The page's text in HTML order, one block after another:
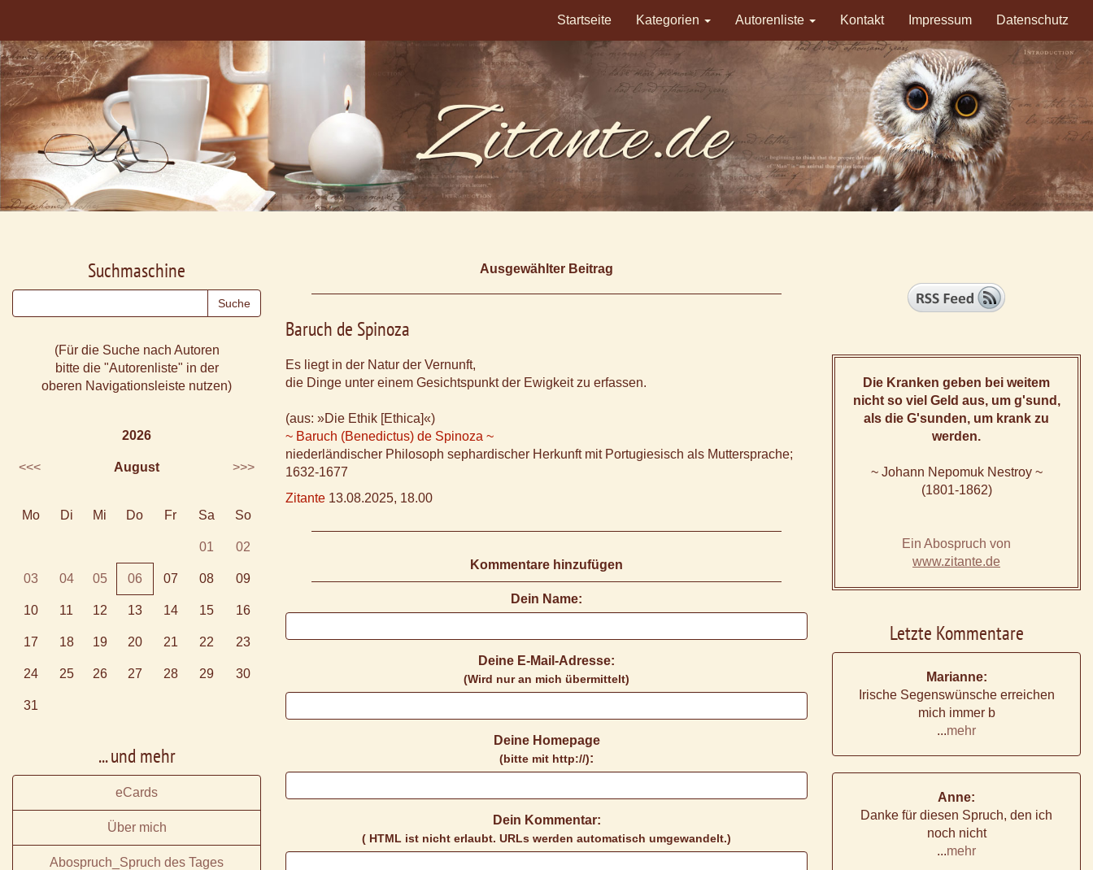
Startseite Kategorien Autorenliste Kontakt Impressum Datenschutz
Ausgewählter Beitrag
Baruch de Spinoza
Es liegt in der Natur der Vernunft,
die Dinge unter einem Gesichtspunkt der Ewigkeit zu erfassen.
(aus: »Die Ethik [Ethica]«)
~ Baruch (Benedictus) de Spinoza ~
niederländischer Philosoph sephardischer Herkunft mit Portugiesisch als Muttersprache;
1632-1677
Zitante 13.08.2025, 18.00
Kommentare hinzufügen
Dein Name:
Deine E-Mail-Adresse:
(Wird nur an mich übermittelt)
Deine Homepage
(bitte mit http://):
Dein Kommentar:
( HTML ist nicht erlaubt. URLs werden automatisch umgewandelt.)
Suchmaschine
(Für die Suche nach Autoren
bitte die "Autorenliste" in der
oberen Navigationsleiste nutzen)
2026
<<< August >>>
Mo Di Mi Do Fr Sa So
01 02
03 04 05 06 07 08 09
10 11 12 13 14 15 16
17 18 19 20 21 22 23
24 25 26 27 28 29 30
31
... und mehr
eCards
Über mich
Abospruch_Spruch des Tages
Die Kranken geben bei weitem
nicht so viel Geld aus, um g'sund,
als die G'sunden, um krank zu
werden.
~ Johann Nepomuk Nestroy ~
(1801-1862)
Ein Abospruch von
www.zitante.de
Letzte Kommentare
Marianne:
Irische Segenswünsche erreichen
mich immer b
...mehr
Anne:
Danke für diesen Spruch, den ich
noch nicht
...mehr